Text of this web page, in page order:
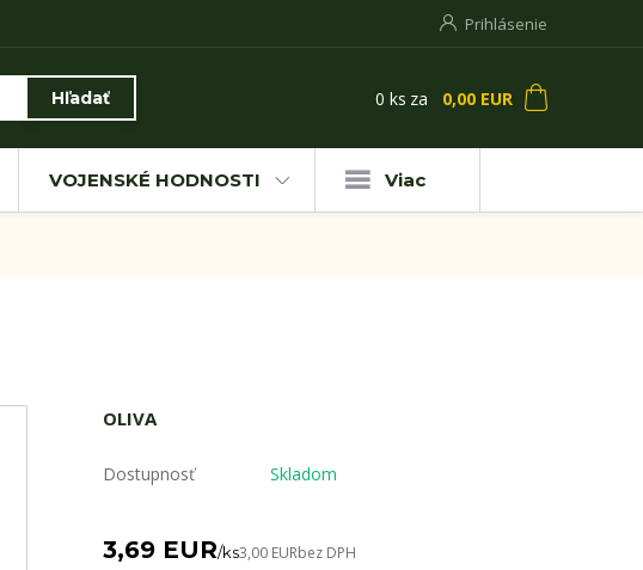
Prihlásenie
Hľadať 0 ks za 0,00 EUR
VOJENSKÉ HODNOSTI Viac
OLIVA
Dostupnosť Skladom
3,69 EUR/ks3,00 EURbez DPH